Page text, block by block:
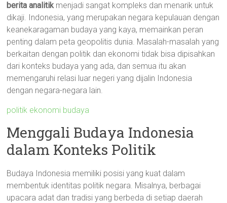
berita analitikmenjadi sangat kompleks dan menarik untuk
dikaji. Indonesia, yang merupakan negara kepulauan dengan
keanekaragaman budaya yang kaya, memainkan peran
penting dalam peta geopolitis dunia. Masalah-masalah yang
berkaitan dengan politik dan ekonomi tidak bisa dipisahkan
dari konteks budaya yang ada, dan semua itu akan
memengaruhi relasi luar negeri yang dijalin Indonesia
dengan negara-negara lain.
politik ekonomi budaya
Menggali Budaya Indonesia
dalam Konteks Politik
Budaya Indonesia memiliki posisi yang kuat dalam
membentuk identitas politik negara. Misalnya, berbagai
upacara adat dan tradisi yang berbeda di setiap daerah